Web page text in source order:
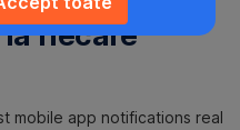
fiecare
mobile app notifications real